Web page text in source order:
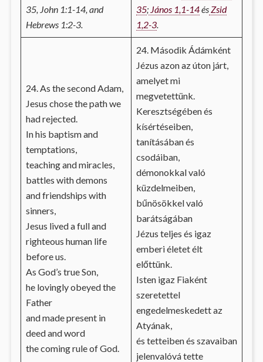
35, John 1:1-14, and
Hebrews 1:2-3.
35;János 1,1-14ésZsid
1,2-3.
24. As the second Adam,
Jesus chose the path we
had rejected.
In his baptism and
temptations,
teaching and miracles,
battles with demons
and friendships with
sinners,
Jesus lived a full and
righteous human life
before us.
As God’s true Son,
he lovingly obeyed the
Father
and made present in
deed and word
the coming rule of God.
24. Második Ádámként
Jézus azon az úton járt,
amelyet mi
megvetettünk.
Keresztségében és
kísértéseiben,
tanításában és
csodáiban,
démonokkal való
küzdelmeiben,
bűnösökkel való
barátságában
Jézus teljes és igaz
emberi életet élt
előttünk.
Isten igaz Fiaként
szeretettel
engedelmeskedett az
Atyának,
és tetteiben és szavaiban
jelenvalóvá tette